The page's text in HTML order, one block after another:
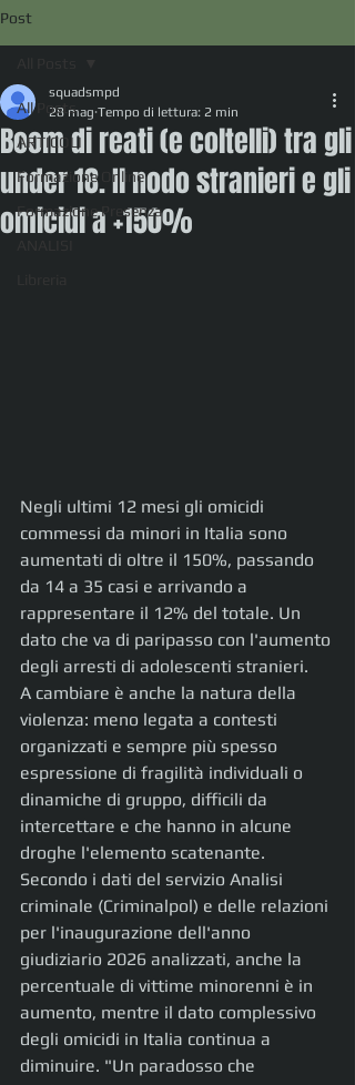
Post
All Posts
ARTICOLI
Formazione Online
Formazione Presenza
Boom di reati (e coltelli) tra gli
under 18. Il nodo stranieri e gli
omicidi a +150%
squadsmpd
28 mag Tempo di lettura: 2 min
Negli ultimi 12 mesi gli omicidi
commessi da minori in Italia sono
aumentati di oltre il 150%, passando
da 14 a 35 casi e arrivando a
rappresentare il 12% del totale. Un
dato che va di paripasso con l'aumento
degli arresti di adolescenti stranieri.
A cambiare è anche la natura della
violenza: meno legata a contesti
organizzati e sempre più spesso
espressione di fragilità individuali o
dinamiche di gruppo, difficili da
intercettare e che hanno in alcune
droghe l'elemento scatenante.
Secondo i dati del servizio Analisi
criminale (Criminalpol) e delle relazioni
per l'inaugurazione dell'anno
giudiziario 2026 analizzati, anche la
percentuale di vittime minorenni è in
aumento, mentre il dato complessivo
degli omicidi in Italia continua a
diminuire. "Un paradosso che